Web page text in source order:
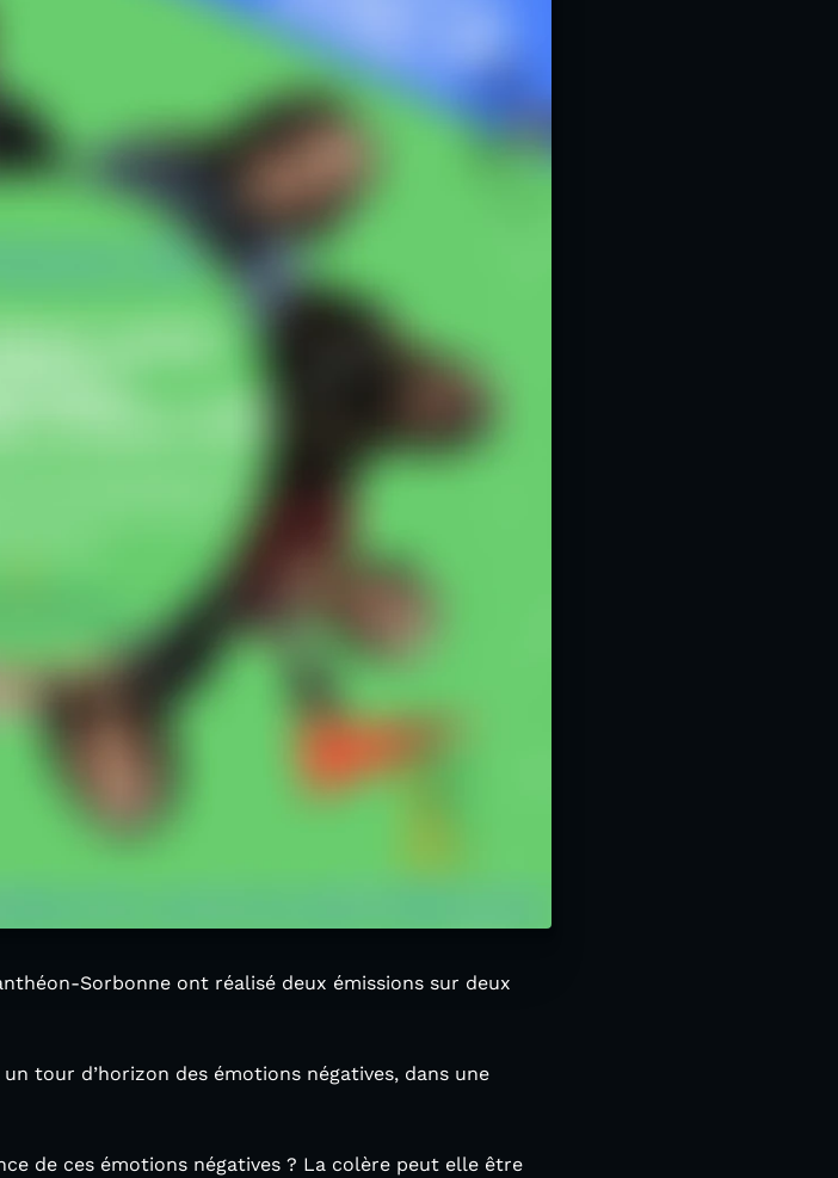
Sorbonne ont réalisé deux émissions sur deux
tour d’horizon des émotions négatives, dans une
de ces émotions négatives ? La colère peut elle être